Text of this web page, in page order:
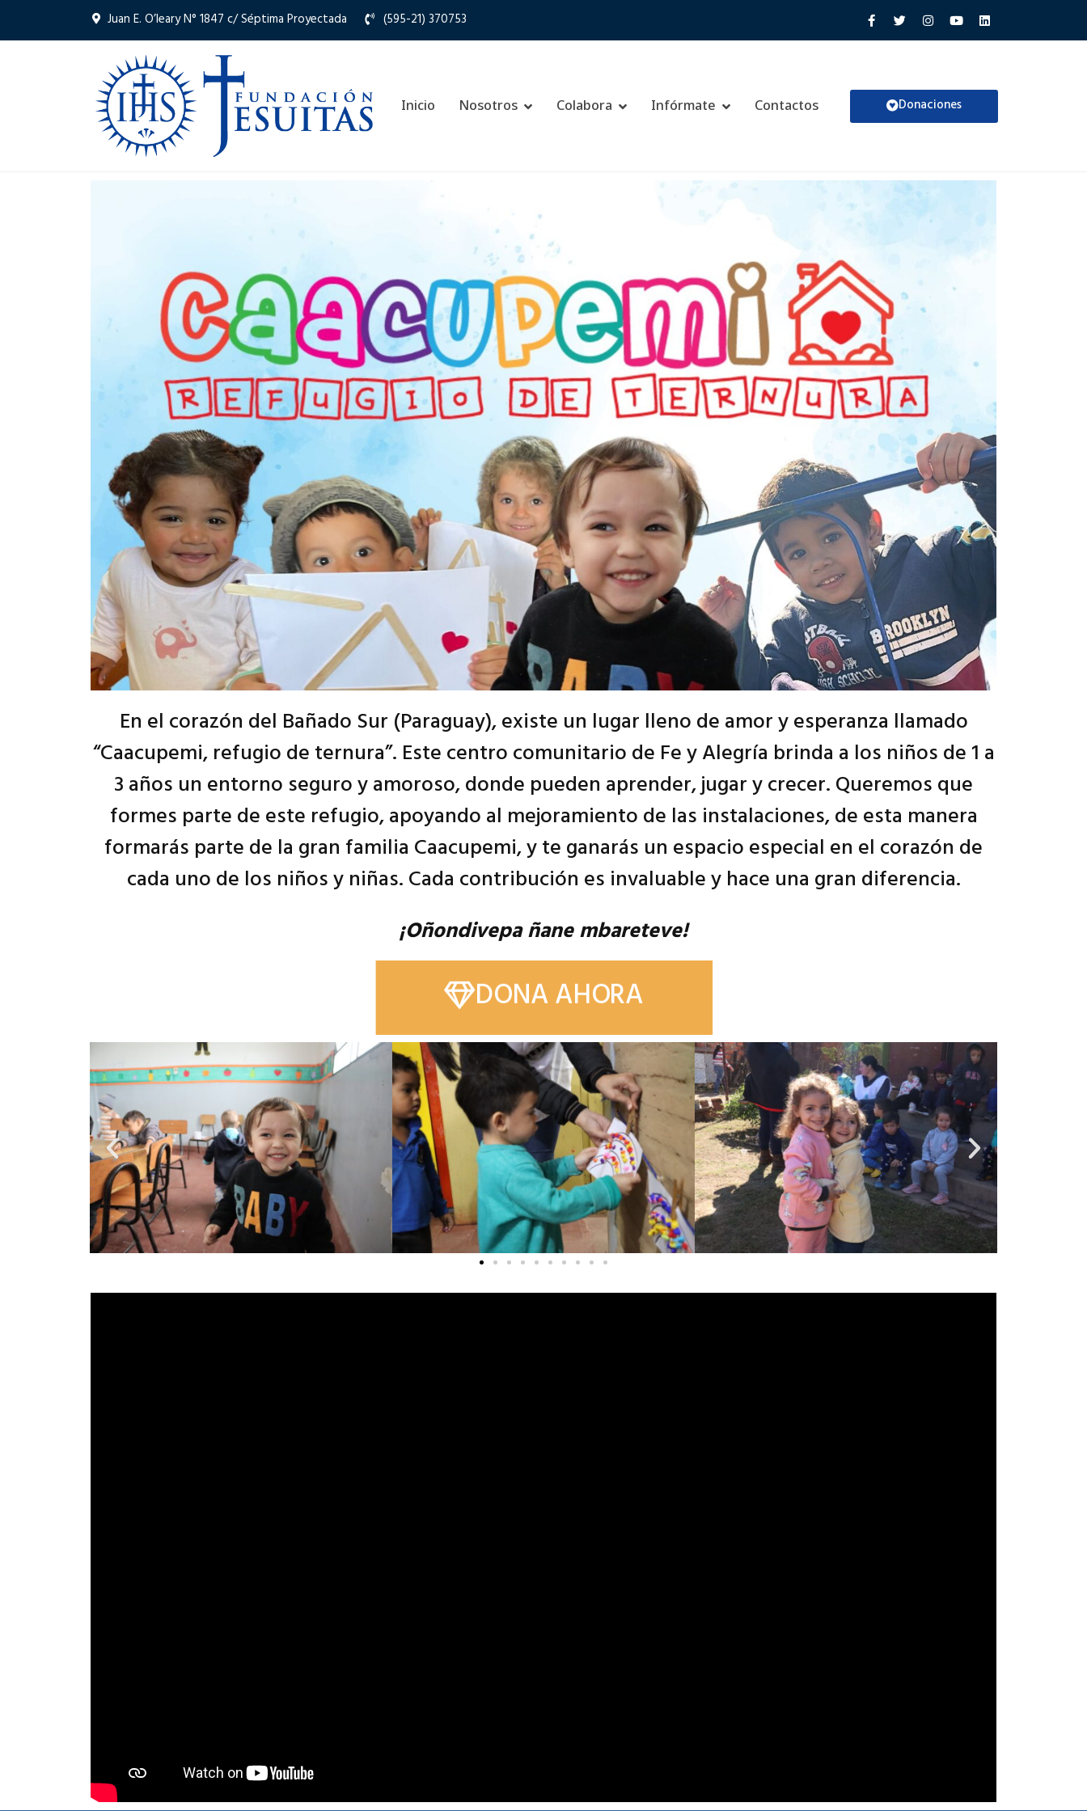
Juan E. O’leary N° 1847 c/ Séptima Proyectada (595-21) 370753
Inicio Nosotros Colabora Infórmate Contactos Donaciones
En el corazón del Bañado Sur (Paraguay), existe un lugar lleno de amor y esperanza llamado
“Caacupemi, refugio de ternura”. Este centro comunitario de Fe y Alegría brinda a los niños de 1 a
3 años un entorno seguro y amoroso, donde pueden aprender, jugar y crecer. Queremos que
formes parte de este refugio, apoyando al mejoramiento de las instalaciones, de esta manera
formarás parte de la gran familia Caacupemi, y te ganarás un espacio especial en el corazón de
cada uno de los niños y niñas. Cada contribución es invaluable y hace una gran diferencia.
¡Oñondivepa ñane mbareteve!
DONA AHORA